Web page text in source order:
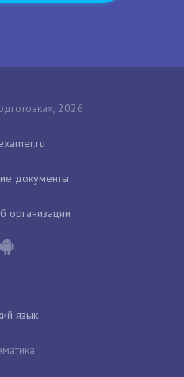
2026
документы
организации
язык